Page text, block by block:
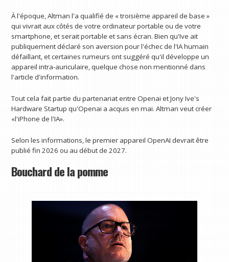
À l'époque, Altman l'a qualifié de « troisième appareil de base »
qui vivrait aux côtés de votre ordinateur portable ou de votre
smartphone, et serait portable et sans écran. Bien qu'Ive ait
publiquement déclaré son aversion pour l'échec de l'IA humain
défaillant, et certaines rumeurs ont suggéré qu'il développe un
appareil intra-auriculaire, quelque chose non mentionné dans
l'article d'information.
Tout cela fait partie du partenariat entre Openai et Jony Ive's
Hardware Startup qu'Openai a acquis en mai. Altman veut créer
«l'iPhone de l'IA».
Selon les informations, le premier appareil OpenAI devrait être
publié fin 2026 ou au début de 2027.
Bouchard de la pomme